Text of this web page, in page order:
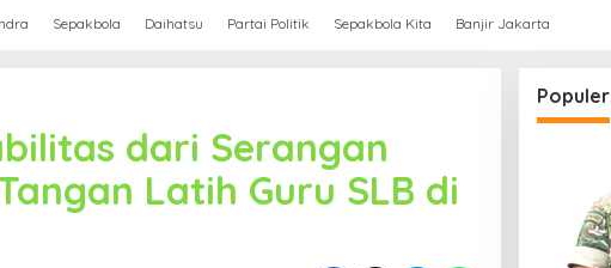
Sepakbola Daihatsu Partai Politik Sepakbola Kita Banjir Jakarta
dari Serangan
Latih Guru SLB di
Populer